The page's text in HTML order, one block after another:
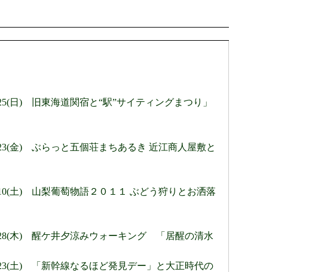
日) 旧東海道関宿と“駅”サイティングまつり」
金) ぶらっと五個荘まちあるき 近江商人屋敷と
土) 山梨葡萄物語２０１１ ぶどう狩りとお洒落
木) 醒ケ井夕涼みウォーキング 「居醒の清水
土) 「新幹線なるほど発見デー」と大正時代の